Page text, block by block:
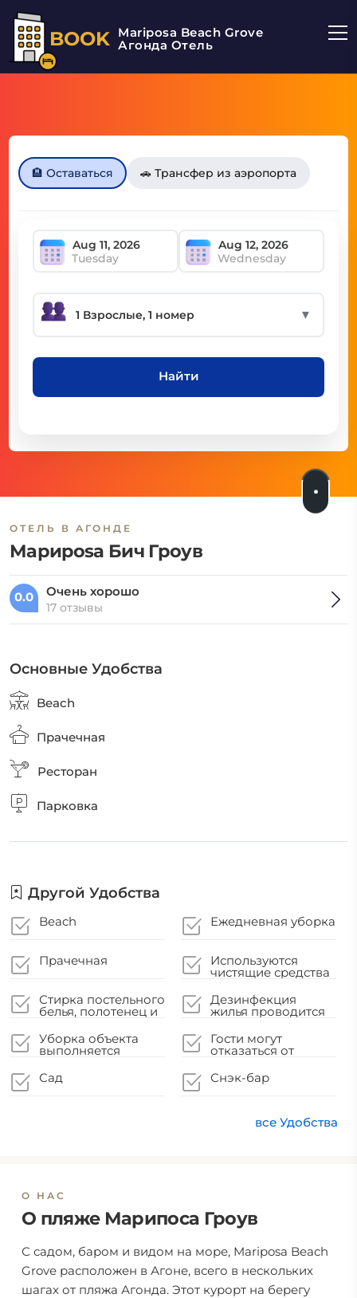
BOOK Mariposa Beach Grove
Агонда Отель
🏨 Оставаться 🚗 Трансфер из аэропорта
Tuesday Wednesday
▼
Найти
ОТЕЛЬ В АГОНДЕ
Мариposa Бич Гроув
0.0 Очень хорошо
17 отзывы
Основные Удобства
Beach
Прачечная
Ресторан
Парковка
Другой Удобства
Beach Ежедневная уборка
Прачечная Используются
чистящие средства
коронавируса
Стирка постельного
белья, полотенец и
выполняется в
соответствии с
местными
нормативными
требованиями
Дезинфекция
жилья проводится
каждого нового
гостя
Уборка объекта
выполняется
клининговыми
компаниями
Гости могут
отказаться от
Сад
Снэк-бар
все Удобства
О НАС
О пляже Марипоса Гроув
С садом, баром и видом на море, Mariposa Beach
Grove расположен в Агоне, всего в нескольких
шагах от пляжа Агонда. Этот курорт на берегу